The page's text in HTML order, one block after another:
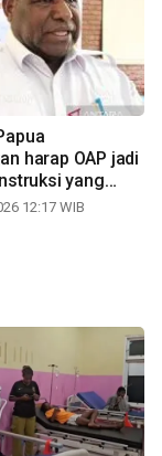
harap OAP jadi
yang
12:17 WIB